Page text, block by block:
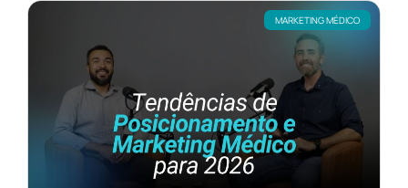
MARKETING MÉDICO